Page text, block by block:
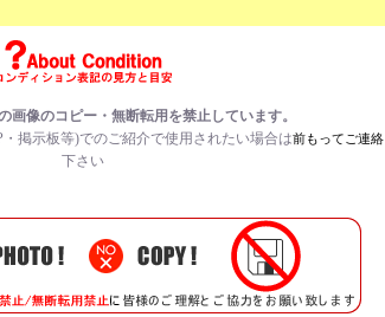
画像のコピー・無断転用を禁止しています。
掲示板等)でのご紹介で使用されたい場合は前もってご連絡
下さい